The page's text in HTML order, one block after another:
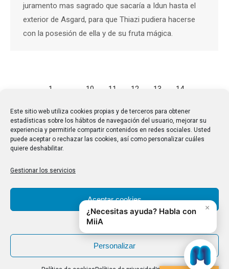
Este sitio web utiliza cookies propias y de terceros para obtener
estadísticas sobre los hábitos de navegación del usuario, mejorar su
experiencia y permitirle compartir contenidos en redes sociales. Usted
puede aceptar o rechazar las cookies, así como personalizar cuáles
quiere deshabilitar.
Gestionar los servicios
Aceptar cookies
Denegar
Personalizar
juramento mas sagrado que sacaría a Idun hasta el
exterior de Asgard, para que Thiazi pudiera hacerse
con la posesión de ella y de su fruta mágica.
1 10 11 12 13 14